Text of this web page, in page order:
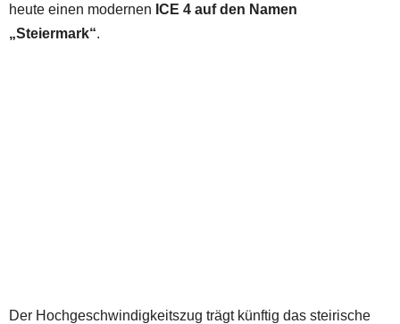
heute einen modernen ICE 4 auf den Namen
„Steiermark“.
Der Hochgeschwindigkeitszug trägt künftig das steirische